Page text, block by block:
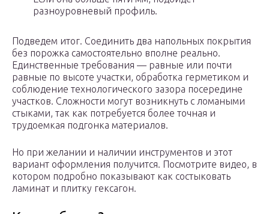
разноуровневый профиль.
Подведем итог. Соединить два напольных покрытия
без порожка самостоятельно вполне реально.
Единственные требования — равные или почти
равные по высоте участки, обработка герметиком и
соблюдение технологического зазора посередине
участков. Сложности могут возникнуть с ломаными
стыками, так как потребуется более точная и
трудоемкая подгонка материалов.
Но при желании и наличии инструментов и этот
вариант оформления получится. Посмотрите видео, в
котором подробно показывают как состыковать
ламинат и плитку гексагон.